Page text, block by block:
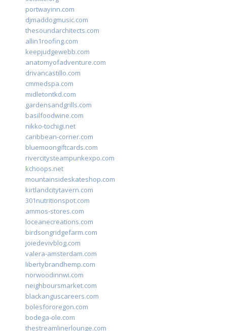
portwayinn.com
djmaddogmusic.com
thesoundarchitects.com
allin1roofing.com
keepjudgewebb.com
anatomyofadventure.com
drivancastillo.com
cmmedspa.com
midletontkd.com
gardensandgrills.com
basilfoodwine.com
nikko-tochigi.net
caribbean-corner.com
bluemoongiftcards.com
rivercitysteampunkexpo.com
kchoops.net
mountainsideskateshop.com
kirtlandcitytavern.com
301nutritionspot.com
ammos-stores.com
loceanecreations.com
birdsongridgefarm.com
joiedevivblog.com
valera-amsterdam.com
libertybrandhemp.com
norwoodinnwi.com
neighboursmarket.com
blackanguscareers.com
bolesfororegon.com
bodega-ole.com
thestreamlinerlounge.com